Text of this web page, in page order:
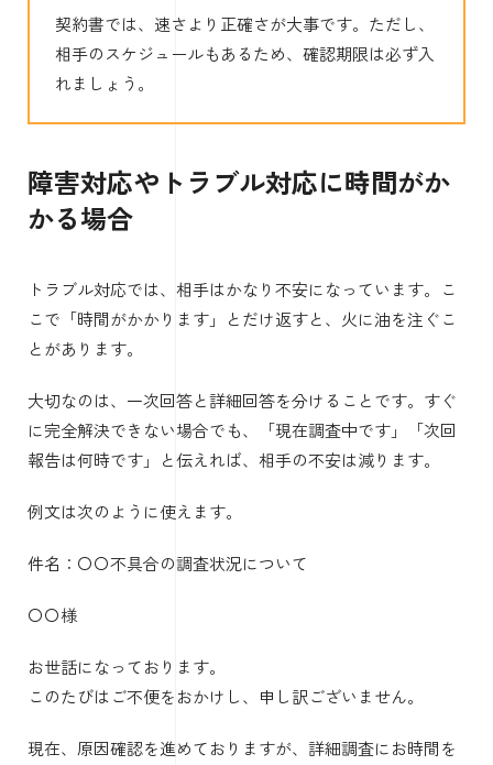
契約書では、速さより正確さが大事です。ただし、
相手のスケジュールもあるため、確認期限は必ず入
れましょう。
障害対応やトラブル対応に時間がか
かる場合
トラブル対応では、相手はかなり不安になっています。こ
こで「時間がかかります」とだけ返すと、火に油を注ぐこ
とがあります。
大切なのは、一次回答と詳細回答を分けることです。すぐ
に完全解決できない場合でも、「現在調査中です」「次回
報告は何時です」と伝えれば、相手の不安は減ります。
例文は次のように使えます。
件名：〇〇不具合の調査状況について
〇〇様
お世話になっております。
このたびはご不便をおかけし、申し訳ございません。
現在、原因確認を進めておりますが、詳細調査にお時間を